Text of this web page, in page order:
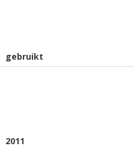
gebruikt
2011